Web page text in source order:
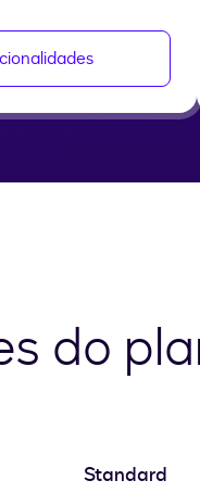
do
Standard